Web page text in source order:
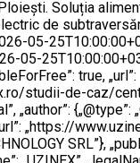
Soluția
de
05-
05-
true, „url”:
studii-de-caz/
„author”: {„@type”:
„https://
SRL”},